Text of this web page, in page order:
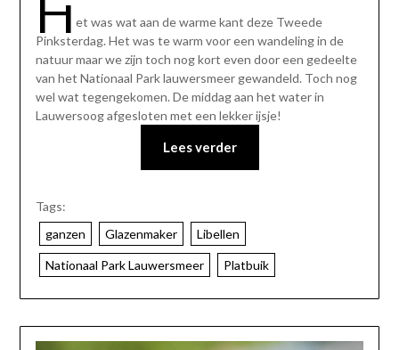
et was wat aan de warme kant deze Tweede
Pinksterdag. Het was te warm voor een wandeling in de
natuur maar we zijn toch nog kort even door een gedeelte
van het Nationaal Park lauwersmeer gewandeld. Toch nog
wel wat tegengekomen. De middag aan het water in
Lauwersoog afgesloten met een lekker ijsje!
Lees verder
Tags:
ganzen
Glazenmaker Libellen
Nationaal Park Lauwersmeer Platbuik